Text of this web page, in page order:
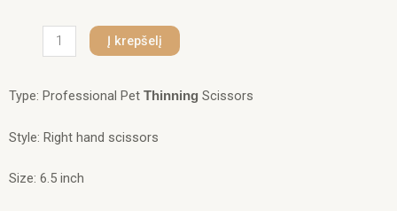
produkto
6555T
,,Favorit
Į krepšelį
Type: Professional Pet Thinning Scissors
Style: Right hand scissors
Size: 6.5 inch